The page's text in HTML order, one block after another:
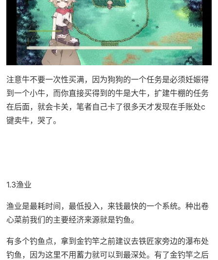
注意牛不要一次性买满，因为狗狗的一个任务是必须妊娠得
到一个小牛，而你直接买得到的牛是大牛，扩建牛棚的任务
在后面，就会卡关，笔者自己卡了很多天才发现在手账处c
键卖牛，哭了。
1.3渔业
渔业是最耗时间，最低投入，来钱最快的一个系统。种出卷
心菜前我们的主要经济来源就是钓鱼。
有多个钓鱼点，拿到金钓竿之前建议去铁匠家旁边的瀑布处
钓鱼，因为这里不用蓄力就可以到最深处。有了金钓竿之后